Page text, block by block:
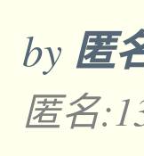
by 匿
匿名